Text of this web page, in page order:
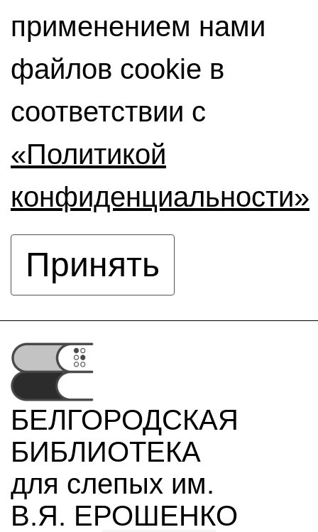
применением нами
файлов cookie в
соответствии с
«Политикой
конфиденциальности»
Принять
БЕЛГОРОДСКАЯ
БИБЛИОТЕКА
для слепых им.
В.Я. ЕРОШЕНКО